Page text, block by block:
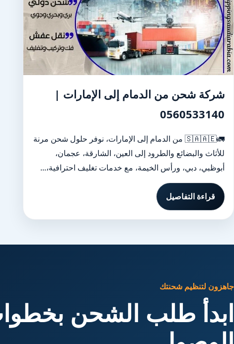
شركة شحن من الدمام إلى الإمارات |
0560533140
🚛🇸🇦🇦🇪 من الدمام إلى الإمارات، نوفر حلول شحن مرنة
للأثاث والبضائع والطرود إلى العين، الشارقة، عجمان،
أبوظبي، دبي، ورأس الخيمة، مع خدمات تغليف احترافية،...
قراءة التفاصيل
جاهزون لتنظيم شحنتك
ابدأ طلب الشحن